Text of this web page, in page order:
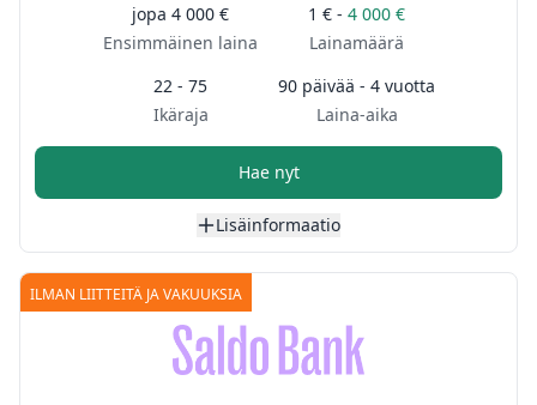
jopa 4 000 €
Ensimmäinen laina
1 € - 4 000 €
Lainamäärä
22 - 75
Ikäraja
90 päivää - 4 vuotta
Laina-aika
Hae nyt
Lisäinformaatio
ILMAN LIITTEITÄ JA VAKUUKSIA